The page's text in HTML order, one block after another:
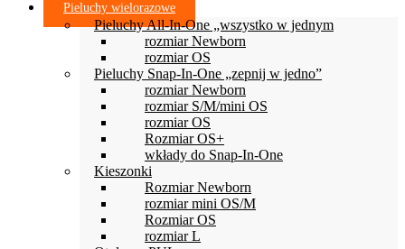
można
wybrać
na
stronie
produktu
Pieluchy wielorazowe
Pieluchy All-In-One „wszystko w jednym
rozmiar Newborn
rozmiar OS
Pieluchy Snap-In-One „zepnij w jedno”
rozmiar Newborn
rozmiar S/M/mini OS
rozmiar OS
Rozmiar OS+
wkłady do Snap-In-One
Kieszonki
Rozmiar Newborn
rozmiar mini OS/M
Rozmiar OS
rozmiar L